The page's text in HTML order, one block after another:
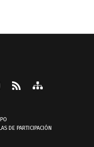
DE PARTICIPACIÓN